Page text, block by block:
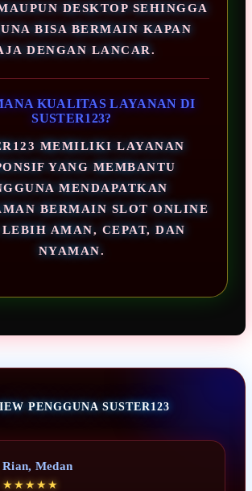
DESKTOP SEHINGGA
BISA BERMAIN KAPAN
DENGAN LANCAR.
KUALITAS LAYANAN DI
SUSTER123?
MEMILIKI LAYANAN
YANG MEMBANTU
MENDAPATKAN
BERMAIN SLOT ONLINE
AMAN, CEPAT, DAN
NYAMAN.
PENGGUNA SUSTER123
Rian, Medan
★★★★★